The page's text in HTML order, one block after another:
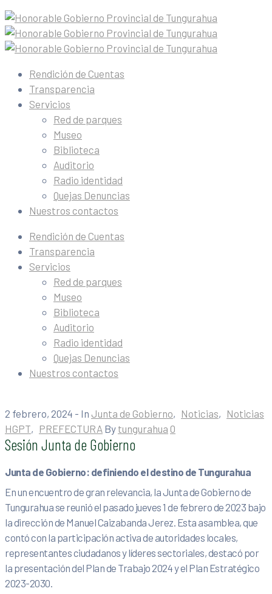
Rendición de Cuentas
Transparencia
Servicios
Red de parques
Museo
Biblioteca
Auditorio
Radio identidad
Quejas Denuncias
Nuestros contactos
Rendición de Cuentas
Transparencia
Servicios
Red de parques
Museo
Biblioteca
Auditorio
Radio identidad
Quejas Denuncias
Nuestros contactos
2 febrero, 2024 - In Junta de Gobierno‚ Noticias‚ Noticias
HGPT‚ PREFECTURA By tungurahua 0
Sesión Junta de Gobierno
Junta de Gobierno: definiendo el destino de Tungurahua
En un encuentro de gran relevancia, la Junta de Gobierno de
Tungurahua se reunió el pasado jueves 1 de febrero de 2023 bajo
la dirección de Manuel Caizabanda Jerez. Esta asamblea, que
contó con la participación activa de autoridades locales,
representantes ciudadanos y líderes sectoriales, destacó por
la presentación del Plan de Trabajo 2024 y el Plan Estratégico
2023-2030.